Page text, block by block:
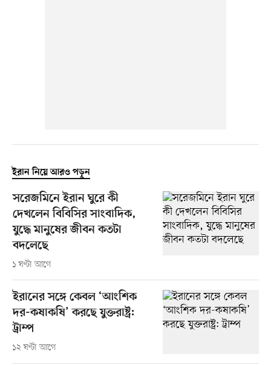
ইরান নিয়ে আরও পড়ুন
সরেজমিনে ইরান ঘুরে কী
দেখলেন বিবিসির সাংবাদিক,
যুদ্ধে মানুষের জীবন কতটা
বদলেছে
১ ঘণ্টা আগে
ইরানের সঙ্গে কেবল ‘আংশিক
দর-কষাকষি’ করছে যুক্তরাষ্ট্র:
ট্রাম্প
১২ ঘণ্টা আগে